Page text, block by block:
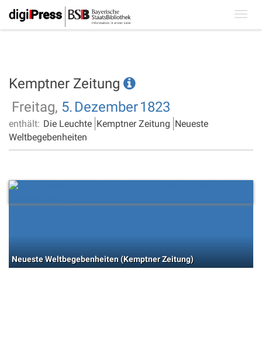
Kemptner Zeitung
Freitag, 5. Dezember1823
enthält: Die Leuchte Kemptner Zeitung Neueste
Weltbegebenheiten
Neueste Weltbegebenheiten (Kemptner Zeitung)